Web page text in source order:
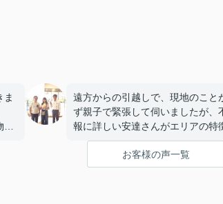
ま
遠方からの引越しで、現地のこと
ず親子で緊張して伺いましたが、
報に詳しい安達さんがエリアの特
造まで丁寧に説明していただき、
私たちのペースに合わせて優しく
お客様の声一覧